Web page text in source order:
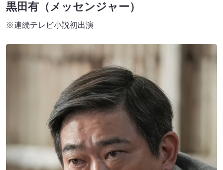
黒田有（メッセンジャー）
※連続テレビ小説初出演